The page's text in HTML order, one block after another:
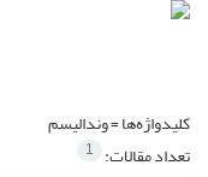
کلیدواژه‌ها =وندالیسم
تعداد مقالات: 1